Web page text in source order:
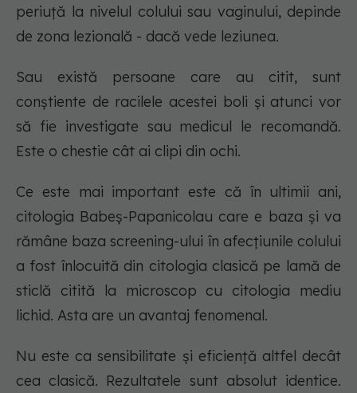
periuță la nivelul colului sau vaginului, depinde
de zona lezională - dacă vede leziunea.
Sau există persoane care au citit, sunt
conștiente de racilele acestei boli și atunci vor
să fie investigate sau medicul le recomandă.
Este o chestie cât ai clipi din ochi.
Ce este mai important este că în ultimii ani,
citologia Babeș-Papanicolau care e baza și va
rămâne baza screening-ului în afecțiunile colului
a fost înlocuită din citologia clasică pe lamă de
sticlă citită la microscop cu citologia mediu
lichid. Asta are un avantaj fenomenal.
Nu este ca sensibilitate și eficiență altfel decât
cea clasică. Rezultatele sunt absolut identice.